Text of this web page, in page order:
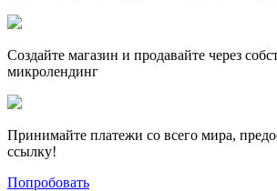
Создайте магазин и продавайте через
микролендинг
Принимайте платежи со всего мира,
ссылку!
Попробовать